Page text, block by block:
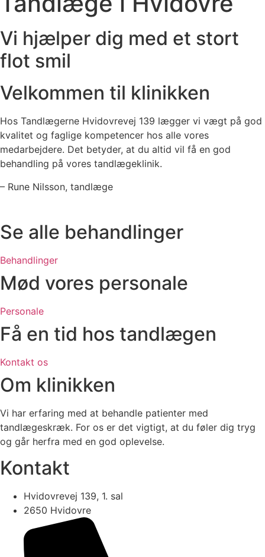
Vi hjælper dig med et stort
flot smil
Velkommen til klinikken
Hos Tandlægerne Hvidovrevej 139 lægger vi vægt på god
kvalitet og faglige kompetencer hos alle vores
medarbejdere. Det betyder, at du altid vil få en god
behandling på vores tandlægeklinik.
– Rune Nilsson, tandlæge
Se alle behandlinger
Behandlinger
Mød vores personale
Personale
Få en tid hos tandlægen
Kontakt os
Om klinikken
Vi har erfaring med at behandle patienter med
tandlægeskræk. For os er det vigtigt, at du føler dig tryg
og går herfra med en god oplevelse.
Kontakt
Hvidovrevej 139, 1. sal
2650 Hvidovre